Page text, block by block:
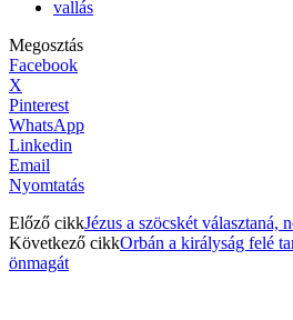
vallás
Megosztás
Facebook
X
Pinterest
WhatsApp
Linkedin
Email
Nyomtatás
Előző cikkJézus a szöcskét választaná,
Következő cikkOrbán a királyság felé
önmagát